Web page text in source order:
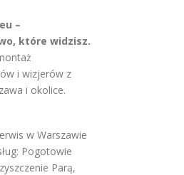
–
które widzisz.
i wizjerów z
i okolice.
w Warszawie
Pogotowie
Parą,